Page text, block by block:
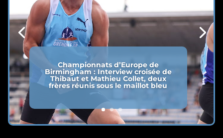
Championnats d’Europe de
Birmingham : Interview croisée de
Thibaut et Mathieu Collet, deux
frères réunis sous le maillot bleu